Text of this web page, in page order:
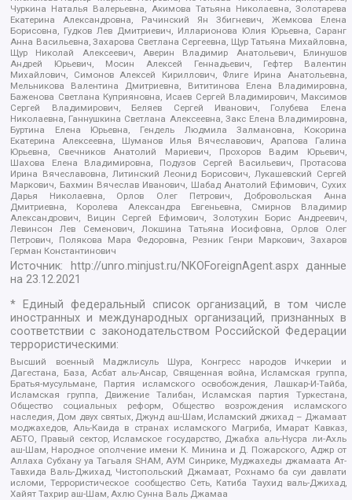
Чуркина Наталья Валерьевна, Акимова Татьяна Николаевна, Золотарева
Екатерина Александровна, Рачинский Ян Збигневич, Жемкова Елена
Борисовна, Гудков Лев Дмитриевич, Илларионова Юлия Юрьевна, Саранг
Анна Васильевна, Захарова Светлана Сергеевна, Щур Татьяна Михайловна,
Щур Николай Алексеевич, Аверин Владимир Анатольевич, Блинушов
Андрей Юрьевич, Мосин Алексей Геннадьевич, Гефтер Валентин
Михайлович, Симонов Алексей Кириллович, Флиге Ирина Анатольевна,
Мельникова Валентина Дмитриевна, Вититинова Елена Владимировна,
Баженова Светлана Куприяновна, Исаев Сергей Владимирович, Максимов
Сергей Владимирович, Беляев Сергей Иванович, Голубева Елена
Николаевна, Ганнушкина Светлана Алексеевна, Закс Елена Владимировна,
Буртина Елена Юрьевна, Гендель Людмила Залмановна, Кокорина
Екатерина Алексеевна, Шуманов Илья Вячеславович, Арапова Галина
Юрьевна, Свечников Анатолий Мариевич, Прохоров Вадим Юрьевич,
Шахова Елена Владимировна, Подузов Сергей Васильевич, Протасова
Ирина Вячеславовна, Литинский Леонид Борисович, Лукашевский Сергей
Маркович, Бахмин Вячеслав Иванович, Шабад Анатолий Ефимович, Сухих
Дарья Николаевна, Орлов Олег Петрович, Добровольская Анна
Дмитриевна, Королева Александра Евгеньевна, Смирнов Владимир
Александрович, Вицин Сергей Ефимович, Золотухин Борис Андреевич,
Левинсон Лев Семенович, Локшина Татьяна Иосифовна, Орлов Олег
Петрович, Полякова Мара Федоровна, Резник Генри Маркович, Захаров
Герман Константинович
Источник: http://unro.minjust.ru/NKOForeignAgent.aspxданные
на23.12.2021
* Единый федеральный список организаций, в том числе
иностранных и международных организаций, признанных в
соответствии с законодательством Российской Федерации
террористическими:
Высший военный Маджлисуль Шура, Конгресс народов Ичкерии и
Дагестана, База, Асбат аль-Ансар, Священная война, Исламская группа,
Братья-мусульмане, Партия исламского освобождения, Лашкар-И-Тайба,
Исламская группа, Движение Талибан, Исламская партия Туркестана,
Общество социальных реформ, Общество возрождения исламского
наследия, Дом двух святых, Джунд аш-Шам, Исламский джихад – Джамаат
моджахедов, Аль-Каида в странах исламского Магриба, Имарат Кавказ,
АБТО, Правый сектор, Исламское государство, Джабха аль-Нусра ли-Ахль
аш-Шам, Народное ополчение имени К. Минина и Д. Пожарского, Аджр от
Аллаха Субхану уа Тагьаля SHAM, АУМ Синрике, Муджахеды джамаата Ат-
Тавхида Валь-Джихад, Чистопольский Джамаат, Рохнамо ба суи давлати
исломи, Террористическое сообщество Сеть, Катиба Таухид валь-Джихад,
Хайят Тахрир аш-Шам, Ахлю Сунна Валь Джамаа